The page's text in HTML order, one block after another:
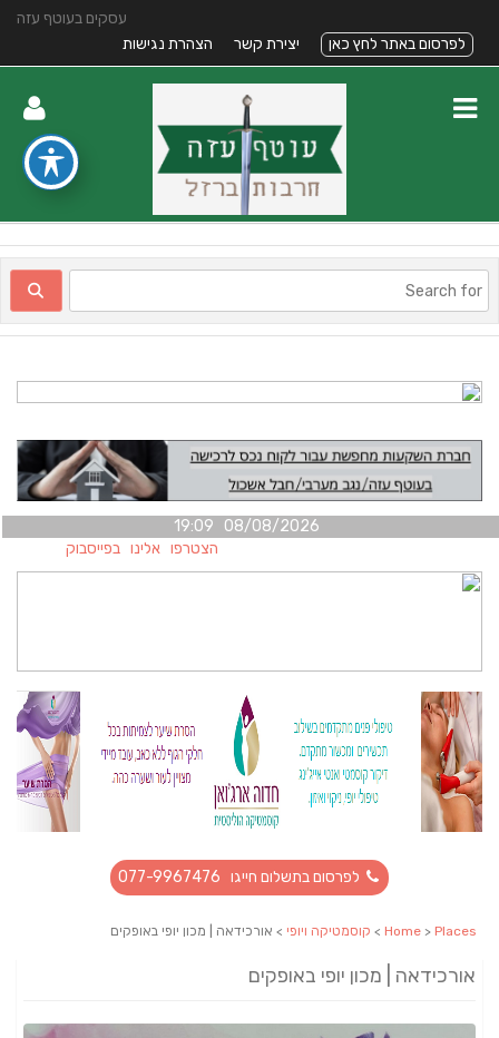
עסקים בעוטף עזה
לפרסום באתר לחץ כאן
יצירת קשר הצהרת נגישות
08/08/2026 19:09
הצטרפו אלינו בפייסבוק
לפרסום בתשלום חייגו 077-9967476
Home > Places
> קוסמטיקה ויופי > אורכידאה | מכון יופי באופקים
אורכידאה | מכון יופי באופקים